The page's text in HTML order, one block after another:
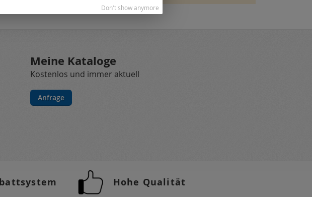
Meine Kataloge
Kostenlos und immer aktuell
Anfrage
Hohe Qualität
Don't show anymore